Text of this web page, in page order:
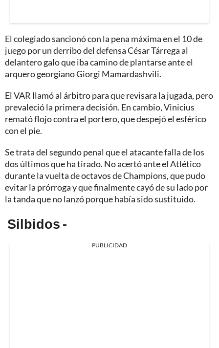
El colegiado sancionó con la pena máxima en el 10 de
juego por un derribo del defensa César Tárrega al
delantero galo que iba camino de plantarse ante el
arquero georgiano Giorgi Mamardashvili.
El VAR llamó al árbitro para que revisara la jugada, pero
prevaleció la primera decisión. En cambio, Vinicius
remató flojo contra el portero, que despejó el esférico
con el pie.
Se trata del segundo penal que el atacante falla de los
dos últimos que ha tirado. No acertó ante el Atlético
durante la vuelta de octavos de Champions, que pudo
evitar la prórroga y que finalmente cayó de su lado por
la tanda que no lanzó porque había sido sustituido.
Silbidos -
PUBLICIDAD